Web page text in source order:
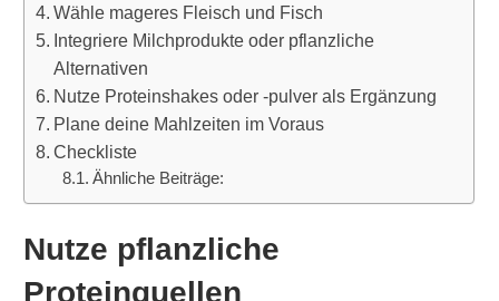
Wähle mageres Fleisch und Fisch
Integriere Milchprodukte oder pflanzliche
Alternativen
Nutze Proteinshakes oder -pulver als Ergänzung
Plane deine Mahlzeiten im Voraus
Checkliste
Ähnliche Beiträge:
Nutze pflanzliche
Proteinquellen